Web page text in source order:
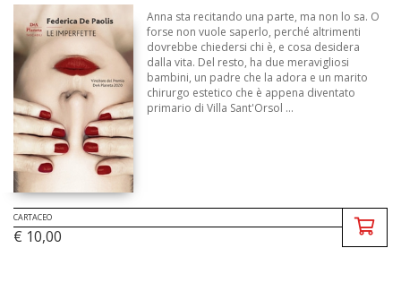
Anna sta recitando una parte, ma non lo sa. O
forse non vuole saperlo, perché altrimenti
dovrebbe chiedersi chi è, e cosa desidera
dalla vita. Del resto, ha due meravigliosi
bambini, un padre che la adora e un marito
chirurgo estetico che è appena diventato
primario di Villa Sant'Orsol ...
CARTACEO
€ 10,00